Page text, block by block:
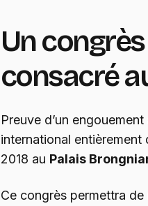
Un
consacré
Preuve d’un
international entièrement
2018 au Palais
Ce congrès permettra de